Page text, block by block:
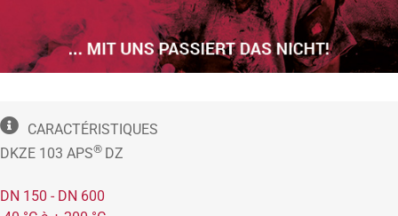
CARACTÉRISTIQUES
DKZE 103 APS® DZ
DN 150 - DN 600